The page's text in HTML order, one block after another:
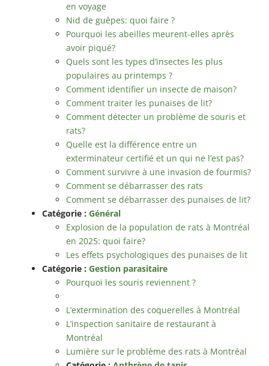
en voyage
Nid de guêpes: quoi faire ?
Pourquoi les abeilles meurent-elles après
avoir piqué?
Quels sont les types d’insectes les plus
populaires au printemps ?
Comment identifier un insecte de maison?
Comment traiter les punaises de lit?
Comment détecter un problème de souris et
rats?
Quelle est la différence entre un
exterminateur certifié et un qui ne l’est pas?
Comment survivre à une invasion de fourmis?
Comment se débarrasser des rats
Comment se débarrasser des punaises de lit?
Catégorie : Général
Explosion de la population de rats à Montréal
en 2025: quoi faire?
Les effets psychologiques des punaises de lit
Catégorie : Gestion parasitaire
Pourquoi les souris reviennent ?
L’extermination des coquerelles à Montréal
L’inspection sanitaire de restaurant à
Montréal
Lumière sur le problème des rats à Montréal